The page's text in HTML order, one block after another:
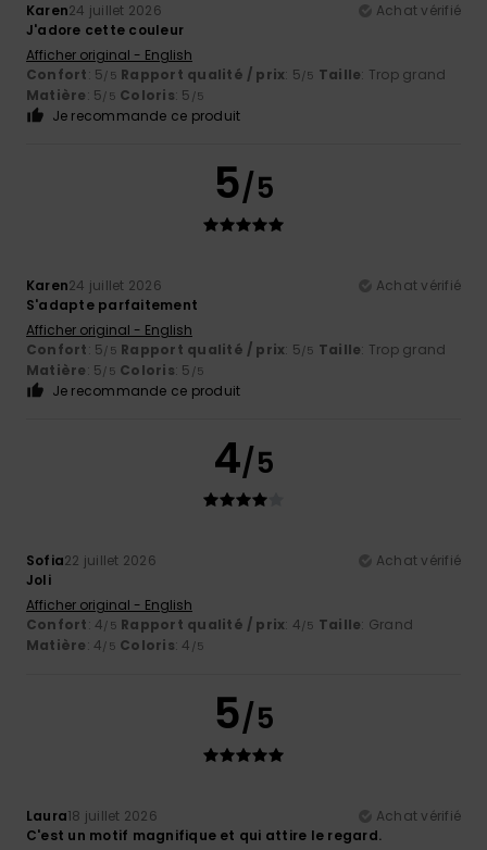
Karen24 juillet 2026
Achat vérifié
J'adore cette couleur
Afficher original - English
Confort: 5/5 Rapport qualité / prix: 5/5 Taille: Trop grand
Matière: 5/5 Coloris: 5 /5
Je recommande ce produit
5/5
Karen24 juillet 2026
Achat vérifié
S'adapte parfaitement
Afficher original - English
Confort: 5/5 Rapport qualité / prix: 5/5 Taille: Trop grand
Matière: 5/5 Coloris: 5 /5
Je recommande ce produit
4/5
Sofia22 juillet 2026
Achat vérifié
Joli
Afficher original - English
Confort: 4/5 Rapport qualité / prix: 4/5 Taille: Grand
Matière: 4/5 Coloris: 4 /5
5/5
Laura18 juillet 2026
Achat vérifié
C'est un motif magnifique et qui attire le regard.